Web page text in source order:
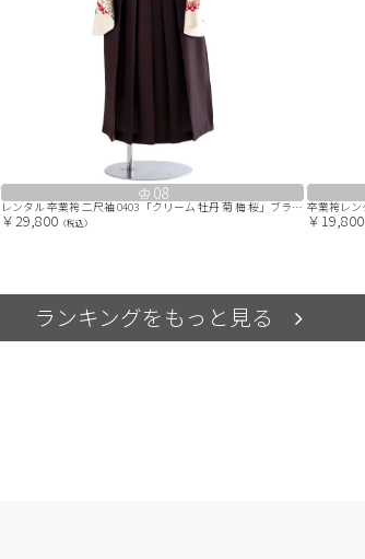
08
レンタル 卒業袴 二尺袖 0403 「クリーム 牡丹 菊 梅 桜」ブラウン
￥29,800 （税込）
卒業袴レン
￥19,800
ランキングをもっと見る